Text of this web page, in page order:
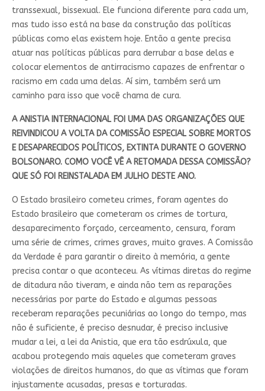
transsexual, bissexual. Ele funciona diferente para cada um,
mas tudo isso está na base da construção das políticas
públicas como elas existem hoje. Então a gente precisa
atuar nas políticas públicas para derrubar a base delas e
colocar elementos de antirracismo capazes de enfrentar o
racismo em cada uma delas. Aí sim, também será um
caminho para isso que você chama de cura.
A ANISTIA INTERNACIONAL FOI UMA DAS ORGANIZAÇÕES QUE
REIVINDICOU A VOLTA DA COMISSÃO ESPECIAL SOBRE MORTOS
E DESAPARECIDOS POLÍTICOS, EXTINTA DURANTE O GOVERNO
BOLSONARO. COMO VOCÊ VÊ A RETOMADA DESSA COMISSÃO?
QUE SÓ FOI REINSTALADA EM JULHO DESTE ANO.
O Estado brasileiro cometeu crimes, foram agentes do
Estado brasileiro que cometeram os crimes de tortura,
desaparecimento forçado, cerceamento, censura, foram
uma série de crimes, crimes graves, muito graves. A Comissão
da Verdade é para garantir o direito à memória, a gente
precisa contar o que aconteceu. As vítimas diretas do regime
de ditadura não tiveram, e ainda não tem as reparações
necessárias por parte do Estado e algumas pessoas
receberam reparações pecuniárias ao longo do tempo, mas
não é suficiente, é preciso desnudar, é preciso inclusive
mudar a lei, a lei da Anistia, que era tão esdrúxula, que
acabou protegendo mais aqueles que cometeram graves
violações de direitos humanos, do que as vítimas que foram
injustamente acusadas, presas e torturadas.